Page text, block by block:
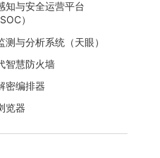
知与安全运营平台
）
测与分析系统（天眼）
智慧防火墙
密编排器
览器